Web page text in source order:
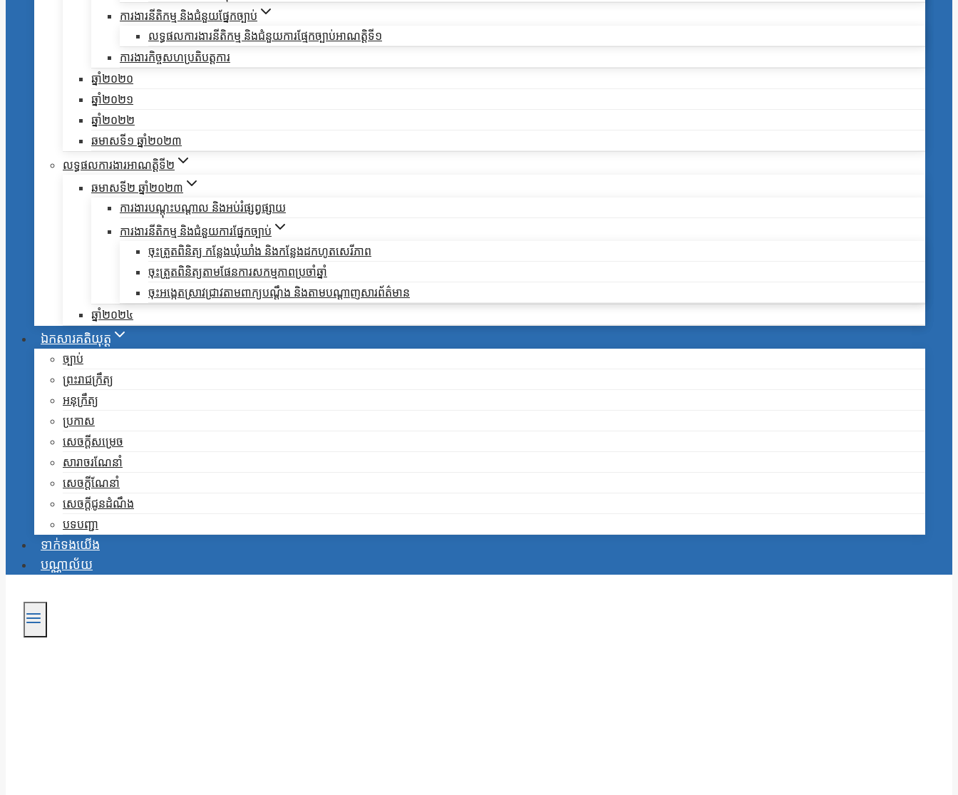
ការងារនីតិកម្ម និងជំនួយផ្នែកច្បាប់
លទ្ធផលការងារនីតិកម្ម និងជំនួយការផ្មែកច្បាប់អាណត្តិទី១
ការងារកិច្ចសហប្រតិបត្តការ
ឆ្នាំ២០២០
ឆ្នាំ២០២១
ឆ្នាំ២០២២
ឆមាសទី១ ឆ្នាំ២០២៣
លទ្ធផលការងារអាណត្តិទី២
ឆមាសទី២ ឆ្នាំ២០២៣
ការងារបណ្តុះបណ្តាល និងអប់រំផ្សព្វផ្សាយ
ការងារនីតិកម្ម និងជំនួយការផ្នែកច្បាប់
ចុះត្រួតពិនិត្យ កន្លែងឃុំឃាំង និងកន្លែងដកហូតសេរីភាព
ចុះត្រួតពិនិត្យតាមផែនការសកម្មភាពប្រចាំឆ្នាំ
ចុះអង្កេតស្រាវជ្រាវតាមពាក្យបណ្តឹង និងតាមបណ្តាញសារព័ត៌មាន
ឆ្នាំ២០២៤
ឯកសារគតិយុត្ត
ច្បាប់
ព្រះរាជក្រឹត្យ
អនុក្រឹត្យ
ប្រកាស
សេចក្តីសម្រេច
សារាចរណែនាំ
សេចក្តីណែនាំ
សេចក្តីជូនដំណឹង
បទបញ្ជា
ទាក់ទងយើង
បណ្ណាល័យ